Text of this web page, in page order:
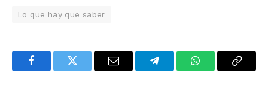
Lo que hay que saber
FacebookTwitter Email TelegramWhatsAppCopy